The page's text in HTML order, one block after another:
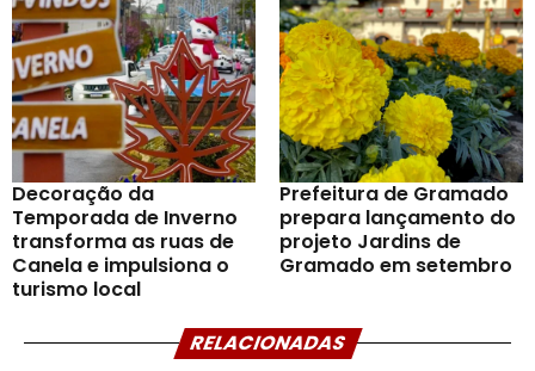
Decoração da
Temporada de Inverno
transforma as ruas de
Canela e impulsiona o
turismo local
Prefeitura de Gramado
prepara lançamento do
projeto Jardins de
Gramado em setembro
RELACIONADAS